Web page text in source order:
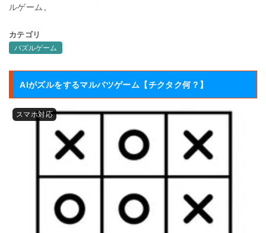
ルゲーム。
カテゴリ
パズルゲーム
AIがズルをするマルバツゲーム【チクタク何？】